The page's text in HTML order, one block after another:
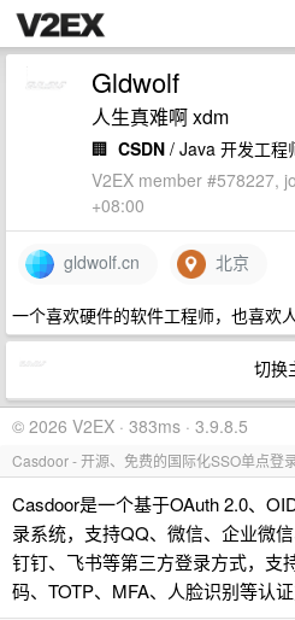
Gldwolf
人生真难啊 xdm
🏢 CSDN / Java 开发工程
V2EX member #578227,
+08:00
gldwolf.cn 北京
一个喜欢硬件的软件工程师，也喜欢
切换
© 2026 V2EX · 383ms · 3.9.8.5
Casdoor - 开源、免费的国际化SSO单点登
Casdoor是一个基于OAuth 2.0、
录系统，支持QQ、微信、企业微信
钉钉、飞书等第三方登录方式，支
码、TOTP、MFA、人脸识别等认证